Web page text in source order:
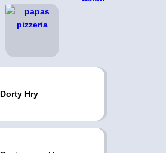
Dorty Hry